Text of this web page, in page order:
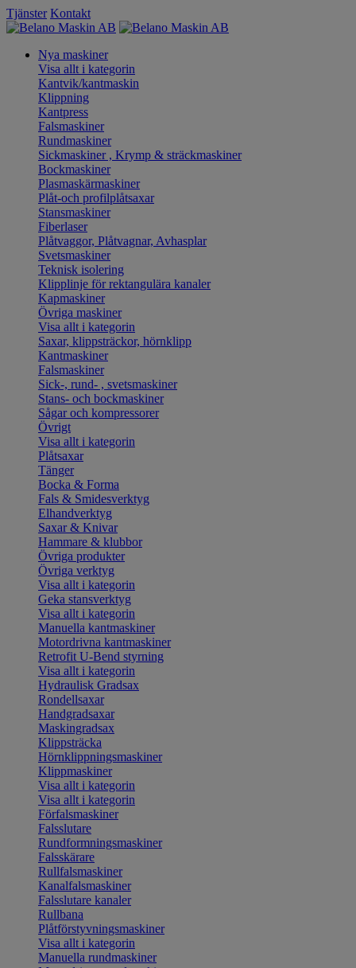
Tjänster Kontakt
Nya maskiner
Visa allt i kategorin
Kantvik/kantmaskin
Klippning
Kantpress
Falsmaskiner
Rundmaskiner
Sickmaskiner , Krymp & sträckmaskiner
Bockmaskiner
Plasmaskärmaskiner
Plåt-och profilplåtsaxar
Stansmaskiner
Fiberlaser
Plåtvaggor, Plåtvagnar, Avhasplar
Svetsmaskiner
Teknisk isolering
Klipplinje för rektangulära kanaler
Kapmaskiner
Övriga maskiner
Visa allt i kategorin
Saxar, klippsträckor, hörnklipp
Kantmaskiner
Falsmaskiner
Sick-, rund- , svetsmaskiner
Stans- och bockmaskiner
Sågar och kompressorer
Övrigt
Visa allt i kategorin
Plåtsaxar
Tänger
Bocka & Forma
Fals & Smidesverktyg
Elhandverktyg
Saxar & Knivar
Hammare & klubbor
Övriga produkter
Övriga verktyg
Visa allt i kategorin
Geka stansverktyg
Visa allt i kategorin
Manuella kantmaskiner
Motordrivna kantmaskiner
Retrofit U-Bend styrning
Visa allt i kategorin
Hydraulisk Gradsax
Rondellsaxar
Handgradsaxar
Maskingradsax
Klippsträcka
Hörnklippningsmaskiner
Klippmaskiner
Visa allt i kategorin
Visa allt i kategorin
Förfalsmaskiner
Falsslutare
Rundformningsmaskiner
Falsskärare
Rullfalsmaskiner
Kanalfalsmaskiner
Falsslutare kanaler
Rullbana
Plåtförstyvningsmaskiner
Visa allt i kategorin
Manuella rundmaskiner